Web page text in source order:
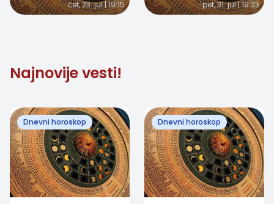
odluka, a nekome
čet, 23. jul | 19:15
potvrda, Vagepet, 31. jul | 19:23
Najnovije vesti!
Dnevni horoskop Dnevni horoskop